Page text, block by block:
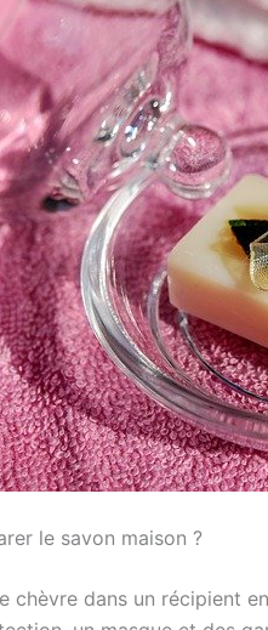
le savon maison ?
chèvre dans un récipient